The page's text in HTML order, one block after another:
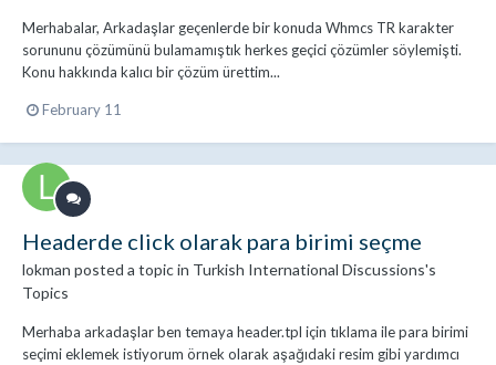
Merhabalar, Arkadaşlar geçenlerde bir konuda Whmcs TR karakter
sorununu çözümünü bulamamıştık herkes geçici çözümler söylemişti.
Konu hakkında kalıcı bir çözüm ürettim...
February 11
Headerde click olarak para birimi seçme
lokman posted a topic in Turkish International Discussions's
Topics
Merhaba arkadaşlar ben temaya header.tpl için tıklama ile para birimi
seçimi eklemek istiyorum örnek olarak aşağıdaki resim gibi yardımcı